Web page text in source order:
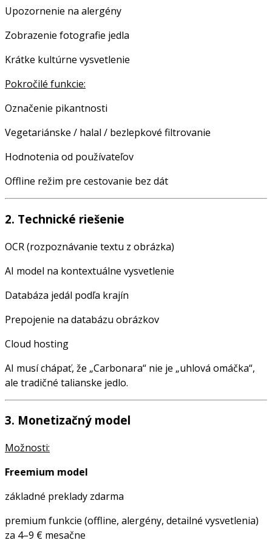
Upozornenie na alergény
Zobrazenie fotografie jedla
Krátke kultúrne vysvetlenie
Pokročilé funkcie:
Označenie pikantnosti
Vegetariánske / halal / bezlepkové filtrovanie
Hodnotenia od používateľov
Offline režim pre cestovanie bez dát
2. Technické riešenie
OCR (rozpoznávanie textu z obrázka)
AI model na kontextuálne vysvetlenie
Databáza jedál podľa krajín
Prepojenie na databázu obrázkov
Cloud hosting
AI musí chápať, že „Carbonara“ nie je „uhlová omáčka“,
ale tradičné talianske jedlo.
3. Monetizačný model
Možnosti:
Freemium model
základné preklady zdarma
premium funkcie (offline, alergény, detailné vysvetlenia)
za 4–9 € mesačne